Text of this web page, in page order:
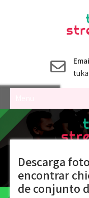
Descarga
encontrar
de conjunto